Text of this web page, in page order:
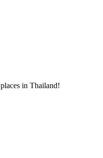
in Thailand!